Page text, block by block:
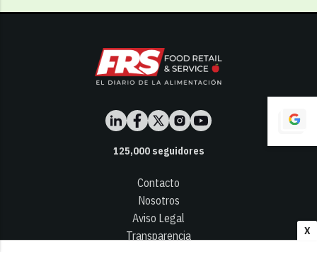
X
125,000seguidores
Contacto
Nosotros
Aviso Legal
Transparencia